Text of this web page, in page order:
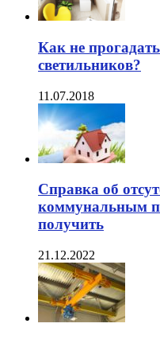
Как не
светильников?
11.07.2018
Справка об
коммунальным
получить
21.12.2022